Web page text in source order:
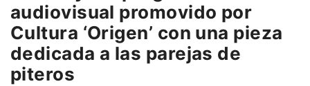
audiovisual promovido por
Cultura ‘Origen’ con una pieza
dedicada a las parejas de
piteros